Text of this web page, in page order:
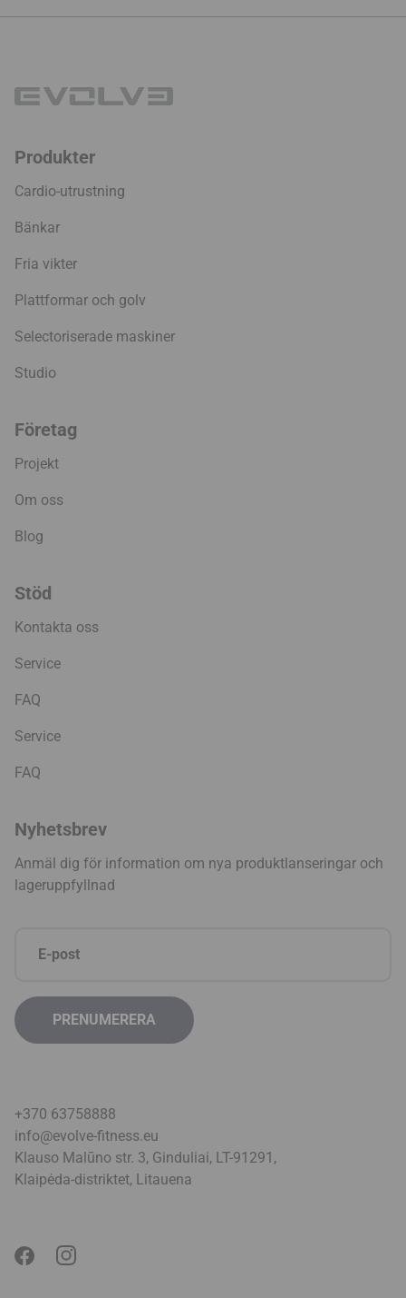
Produkter
Cardio-utrustning
Bänkar
Fria vikter
Plattformar och golv
Selectoriserade maskiner
Studio
Företag
Projekt
Om oss
Blog
Stöd
Kontakta oss
Service
FAQ
Service
FAQ
Nyhetsbrev
Anmäl dig för information om nya produktlanseringar och
lageruppfyllnad
+370 63758888
info@evolve-fitness.eu
Klauso Malūno str. 3, Ginduliai, LT-91291,
Klaipėda-distriktet, Litauena